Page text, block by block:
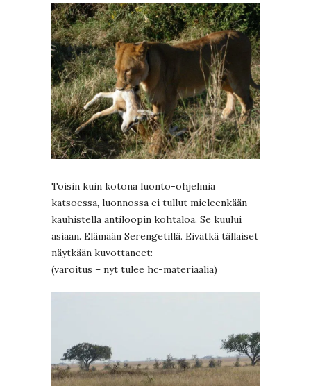
Toisin kuin kotona luonto-ohjelmia
katsoessa, luonnossa ei tullut mieleenkään
kauhistella antiloopin kohtaloa. Se kuului
asiaan. Elämään Serengetillä. Eivätkä tällaiset
näytkään kuvottaneet:
(varoitus – nyt tulee hc-materiaalia)